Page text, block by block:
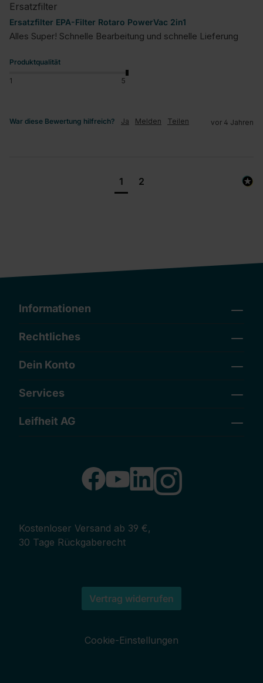
Ersatzfilter
Ersatzfilter EPA-Filter Rotaro PowerVac 2in1
Alles Super! Schnelle Bearbeitung und schnelle Lieferung
Produktqualität
1 5
War diese Bewertung hilfreich? Ja Melden Teilen vor 4 Jahren
1 2
Informationen
Rechtliches
Dein Konto
Services
Leifheit AG
Kostenloser Versand ab 39 €,
30 Tage Rückgaberecht
Vertrag widerrufen
Cookie-Einstellungen